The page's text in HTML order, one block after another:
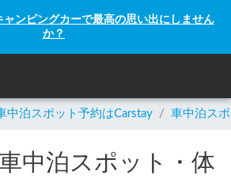
ンピングカーで最高の思い出にしません
か？
中泊スポット予約はCarstay / 車中泊ス
中泊スポット・体